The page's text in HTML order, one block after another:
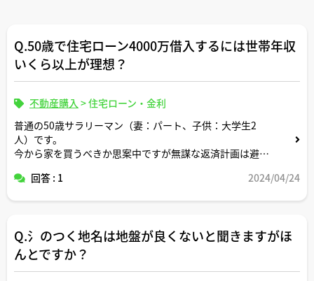
Q.50歳で住宅ローン4000万借入するには世帯年収
いくら以上が理想？
不動産購入 >住宅ローン・金利
普通の50歳サラリーマン（妻：パート、子供：大学生2
人）です。
今から家を買うべきか思案中ですが無謀な返済計画は避け
かについても教えてください。よろしくお願いします。
回答 : 1 2024/04/24
Q.氵のつく地名は地盤が良くないと聞きますがほ
んとですか？